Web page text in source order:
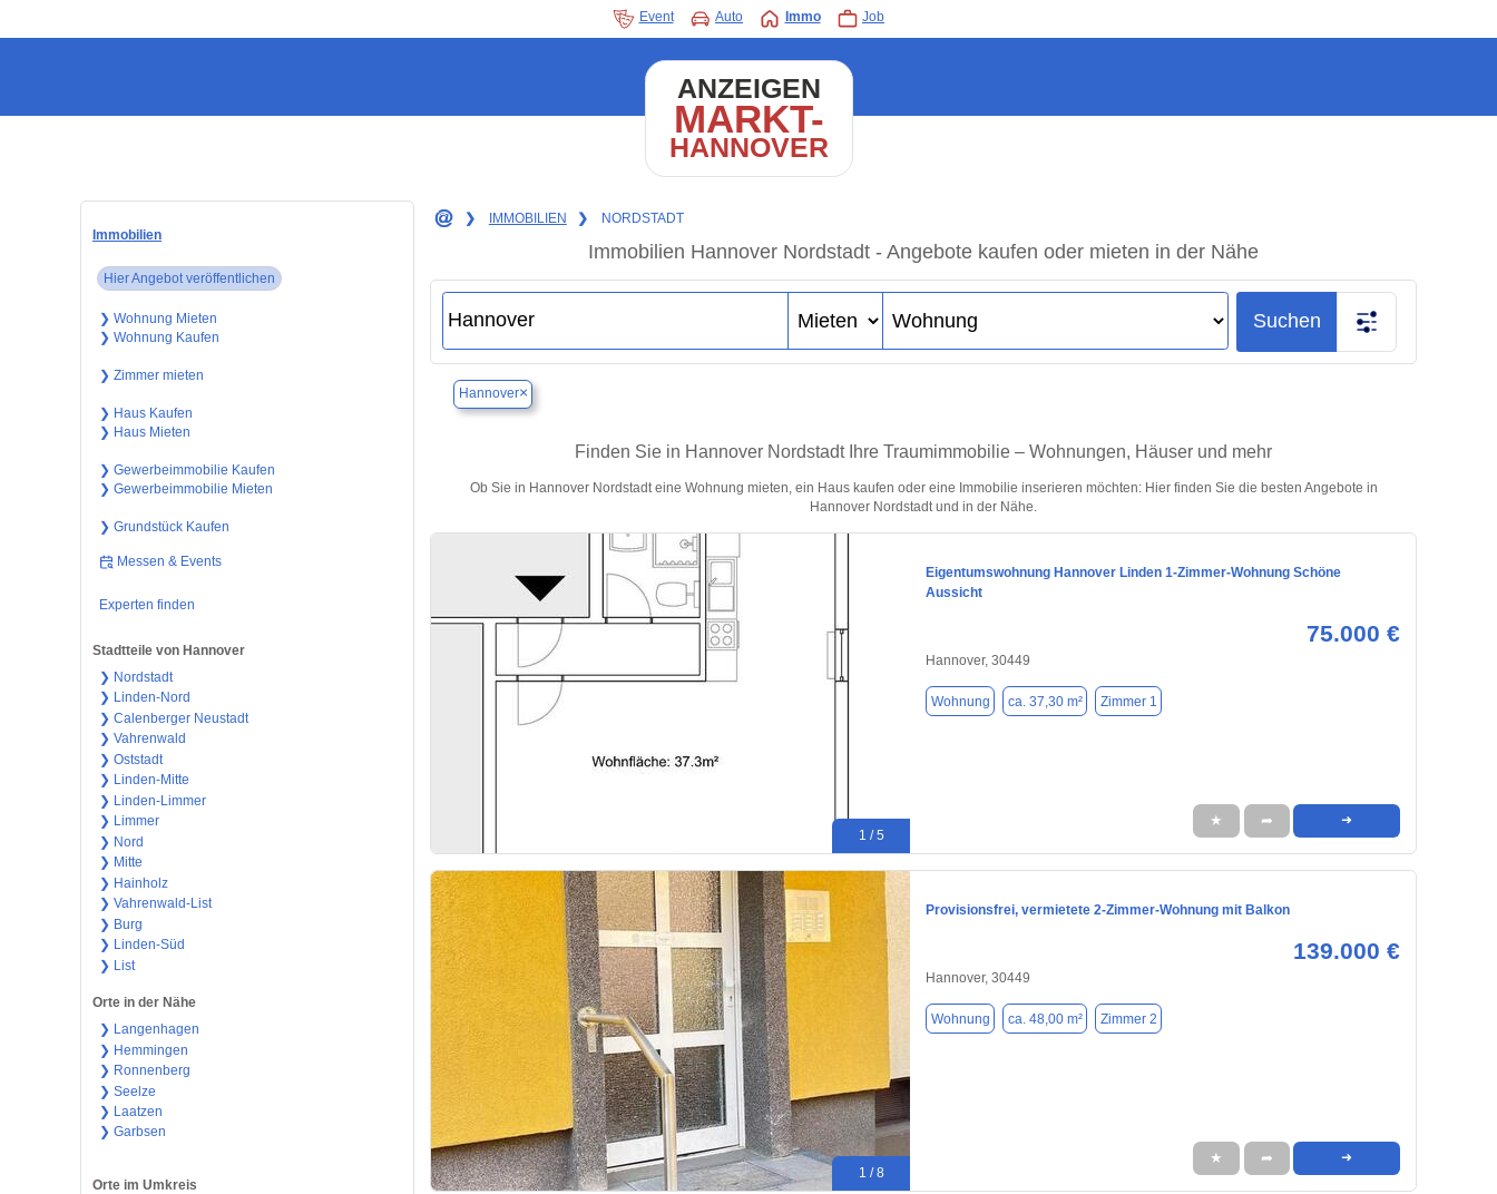
Event Auto Immo Job
ANZEIGEN
MARKT-
HANNOVER
Immobilien
Hier Angebot veröffentlichen
❯ Wohnung Mieten
❯ Wohnung Kaufen
❯ Zimmer mieten
❯ Haus Kaufen
❯ Haus Mieten
❯ Gewerbeimmobilie Kaufen
❯ Gewerbeimmobilie Mieten
❯ Grundstück Kaufen
Messen & Events
Experten finden
Stadtteile von Hannover
❯ Nordstadt
❯ Linden-Nord
❯ Calenberger Neustadt
❯ Vahrenwald
❯ Oststadt
❯ Linden-Mitte
❯ Linden-Limmer
❯ Limmer
❯ Nord
❯ Mitte
❯ Hainholz
❯ Vahrenwald-List
❯ Burg
❯ Linden-Süd
❯ List
Orte in der Nähe
❯ Langenhagen
❯ Hemmingen
❯ Ronnenberg
❯ Seelze
❯ Laatzen
❯ Garbsen
Orte im Umkreis
❯ IMMOBILIEN ❯ NORDSTADT
Immobilien Hannover Nordstadt - Angebote kaufen oder mieten in der Nähe
Suchen
Hannover×
Finden Sie in Hannover Nordstadt Ihre Traumimmobilie – Wohnungen, Häuser und mehr
Ob Sie in Hannover Nordstadt eine Wohnung mieten, ein Haus kaufen oder eine Immobilie inserieren möchten: Hier finden Sie die besten Angebote in
Hannover Nordstadt und in der Nähe.
1 / 5
Eigentumswohnung Hannover Linden 1-Zimmer-Wohnung Schöne
Aussicht
75.000 €
Hannover, 30449
Wohnung ca. 37,30 m² Zimmer 1
★ ➦ ➜
1 / 8
Provisionsfrei, vermietete 2-Zimmer-Wohnung mit Balkon
139.000 €
Hannover, 30449
Wohnung ca. 48,00 m² Zimmer 2
★ ➦ ➜